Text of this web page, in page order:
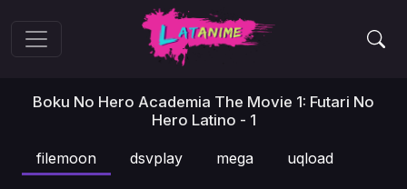
Boku No Hero Academia The Movie 1: Futari No
Hero Latino - 1
filemoon dsvplay mega uqload